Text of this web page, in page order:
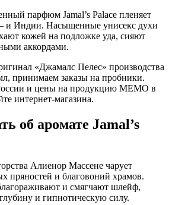
парфюм Jamal’s Palace пленяет
и Индии. Насыщенные унисекс духи
кожей на подложке уда, сияют
аккордами.
«Джамалс Пелес» производства
принимаем заказы на пробники.
и цены на продукцию МЕМО в
интернет-магазина.
об аромате Jamal’s
Алиенор Массене чарует
пряностей и благовоний храмов.
и смягчают шлейф,
и гипнотическую силу.